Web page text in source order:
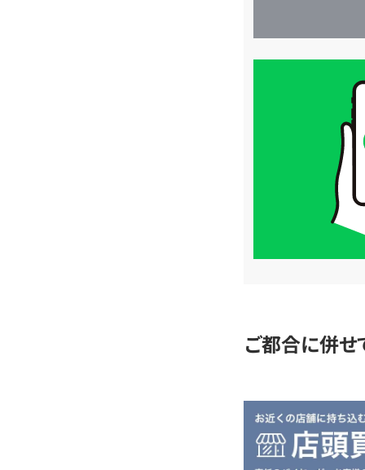
ご都合に併せ